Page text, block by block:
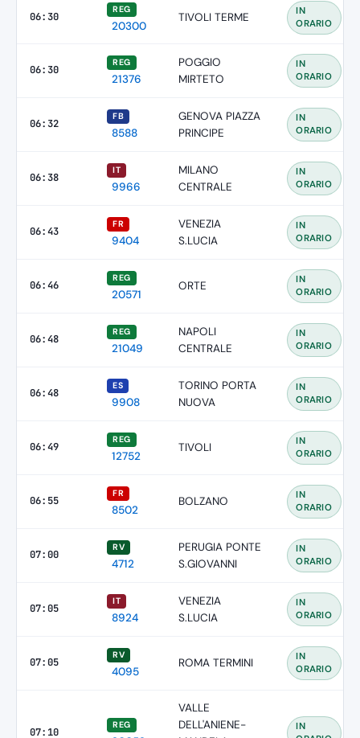
06:30
REG
20300
TIVOLI TERME
IN
ORARIO
06:30
REG
21376
POGGIO
MIRTETO
IN
ORARIO
06:32
FB
8588
GENOVA PIAZZA
PRINCIPE
IN
ORARIO
06:38
IT
9966
MILANO
CENTRALE
IN
ORARIO
06:43
FR
9404
VENEZIA
S.LUCIA
IN
ORARIO
06:46
REG
20571
ORTE
IN
ORARIO
06:48
REG
21049
NAPOLI
CENTRALE
IN
ORARIO
06:48
ES
9908
TORINO PORTA
NUOVA
IN
ORARIO
06:49
REG
12752
TIVOLI
IN
ORARIO
06:55
FR
8502
BOLZANO
IN
ORARIO
07:00
RV
4712
PERUGIA PONTE
S.GIOVANNI
IN
ORARIO
07:05
IT
8924
VENEZIA
S.LUCIA
IN
ORARIO
07:05
RV
4095
ROMA TERMINI
IN
ORARIO
07:10
REG
VALLE
DELL'ANIENE-
IN